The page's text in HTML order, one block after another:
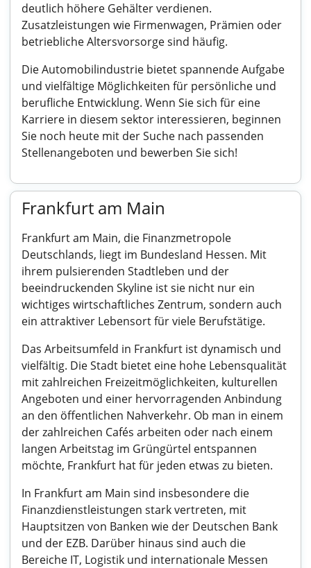
deutlich höhere Gehälter verdienen.
Zusatzleistungen wie Firmenwagen, Prämien oder
betriebliche Altersvorsorge sind häufig.
Die Automobilindustrie bietet spannende Aufgabe
und vielfältige Möglichkeiten für persönliche und
berufliche Entwicklung. Wenn Sie sich für eine
Karriere in diesem sektor interessieren, beginnen
Sie noch heute mit der Suche nach passenden
Stellenangeboten und bewerben Sie sich!
Frankfurt am Main
Frankfurt am Main, die Finanzmetropole
Deutschlands, liegt im Bundesland Hessen. Mit
ihrem pulsierenden Stadtleben und der
beeindruckenden Skyline ist sie nicht nur ein
wichtiges wirtschaftliches Zentrum, sondern auch
ein attraktiver Lebensort für viele Berufstätige.
Das Arbeitsumfeld in Frankfurt ist dynamisch und
vielfältig. Die Stadt bietet eine hohe Lebensqualität
mit zahlreichen Freizeitmöglichkeiten, kulturellen
Angeboten und einer hervorragenden Anbindung
an den öffentlichen Nahverkehr. Ob man in einem
der zahlreichen Cafés arbeiten oder nach einem
langen Arbeitstag im Grüngürtel entspannen
möchte, Frankfurt hat für jeden etwas zu bieten.
In Frankfurt am Main sind insbesondere die
Finanzdienstleistungen stark vertreten, mit
Hauptsitzen von Banken wie der Deutschen Bank
und der EZB. Darüber hinaus sind auch die
Bereiche IT, Logistik und internationale Messen